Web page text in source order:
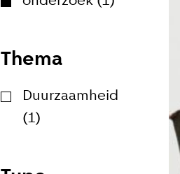
Hoe vaak
Bij elk
Thema
Duurzaamheid
(1)